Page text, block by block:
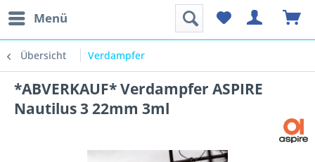
Menü
Übersicht Verdampfer
*ABVERKAUF* Verdampfer ASPIRE
Nautilus 3 22mm 3ml